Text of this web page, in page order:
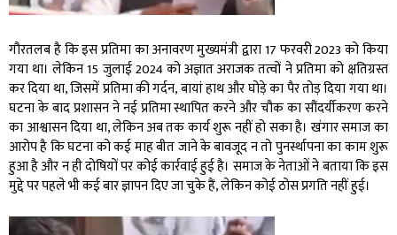
गौरतलब है कि इस प्रतिमा का अनावरण मुख्यमंत्री द्वारा 17 फरवरी 2023 को किया
गया था। लेकिन 15 जुलाई 2024 को अज्ञात अराजक तत्वों ने प्रतिमा को क्षतिग्रस्त
कर दिया था, जिसमें प्रतिमा की गर्दन, बायां हाथ और घोड़े का पैर तोड़ दिया गया था।
घटना के बाद प्रशासन ने नई प्रतिमा स्थापित करने और चौक का सौंदर्यीकरण करने
का आश्वासन दिया था, लेकिन अब तक कार्य शुरू नहीं हो सका है। खंगार समाज का
आरोप है कि घटना को कई माह बीत जाने के बावजूद न तो पुनर्स्थापना का काम शुरू
हुआ है और न ही दोषियों पर कोई कार्रवाई हुई है। समाज के नेताओं ने बताया कि इस
मुद्दे पर पहले भी कई बार ज्ञापन दिए जा चुके हैं, लेकिन कोई ठोस प्रगति नहीं हुई।